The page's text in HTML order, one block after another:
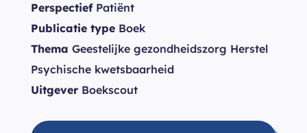
PerspectiefPatiënt
Publicatie type Boek
Thema Geestelijke gezondheidszorg Herstel
Psychische kwetsbaarheid
Uitgever Boekscout